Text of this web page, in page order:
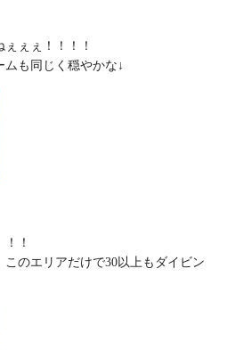
ぇぇ！！！！
！
のエリアだけで30以上もダイビン